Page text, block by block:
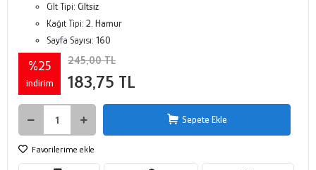
Cilt Tipi: Ciltsiz
Kağıt Tipi: 2. Hamur
Sayfa Sayısı: 160
%25
indirim
245,00 TL
183,75 TL
Sepete Ekle
Favorilerime ekle